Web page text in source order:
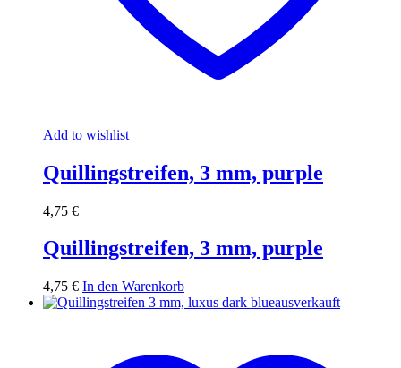
Add to wishlist
Quillingstreifen, 3 mm, purple
4,75 €
Quillingstreifen, 3 mm, purple
4,75 € In den Warenkorb
ausverkauft